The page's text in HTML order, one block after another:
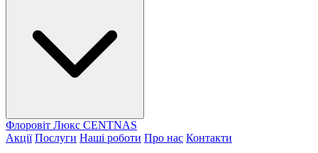
Флоровіт Люкс СENTNAS
Акції Послуги Наші роботи Про нас Контакти